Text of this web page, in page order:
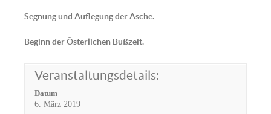
Segnung und Auflegung der Asche.
Beginn der Österlichen Bußzeit.
Veranstaltungsdetails:
Datum
6. März 2019